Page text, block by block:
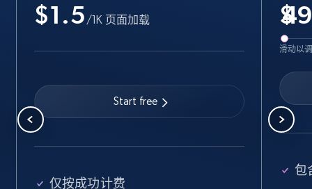
URL, Job posting id, Job title, Company name,
Company id, Job location, Job summary, Job
$1.5 /1K 页面加载
Start free
仅按成功计费
$
滑动以
包